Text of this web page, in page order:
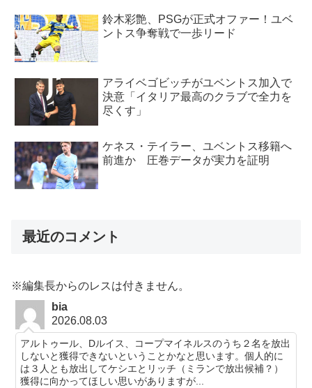
鈴木彩艶、PSGが正式オファー！ユベ
ントス争奪戦で一歩リード
アライベゴビッチがユベントス加入で
決意「イタリア最高のクラブで全力を
尽くす」
ケネス・テイラー、ユベントス移籍へ
前進か 圧巻データが実力を証明
最近のコメント
※編集長からのレスは付きません。
bia
2026.08.03
アルトゥール、Dルイス、コープマイネルスのうち２名を放出
しないと獲得できないということかなと思います。個人的に
は３人とも放出してケシエとリッチ（ミランで放出候補？）
獲得に向かってほしい思いがありますが...